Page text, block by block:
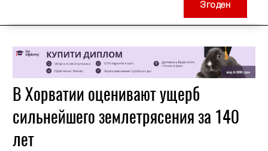
В Хорватии оценивают ущерб
сильнейшего землетрясения за 140
лет
Згоден